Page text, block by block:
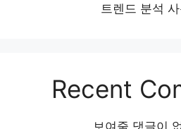
트렌드 분석
Recent
보여줄 댓글이